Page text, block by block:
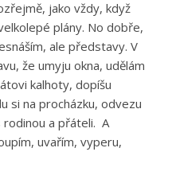
jako vždy, když
plány. No dobře,
ale představy. V
že umyju okna, udělám
kalhoty, dopíšu
si na procházku, odvezu
a přáteli. A
uvařím, vyperu,